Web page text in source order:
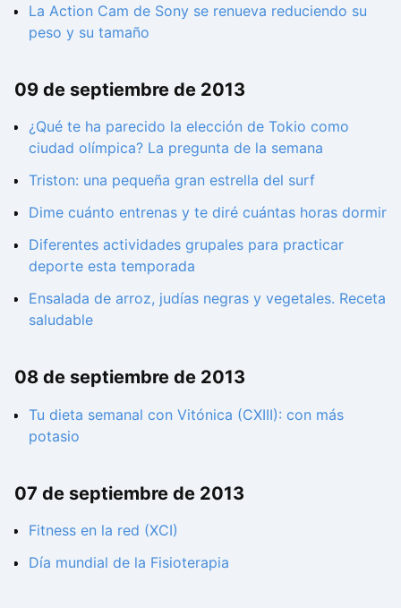
La Action Cam de Sony se renueva reduciendo su
peso y su tamaño
09 de septiembre de 2013
¿Qué te ha parecido la elección de Tokio como
ciudad olímpica? La pregunta de la semana
Triston: una pequeña gran estrella del surf
Dime cuánto entrenas y te diré cuántas horas dormir
Diferentes actividades grupales para practicar
deporte esta temporada
Ensalada de arroz, judías negras y vegetales. Receta
saludable
08 de septiembre de 2013
Tu dieta semanal con Vitónica (CXIII): con más
potasio
07 de septiembre de 2013
Fitness en la red (XCI)
Día mundial de la Fisioterapia